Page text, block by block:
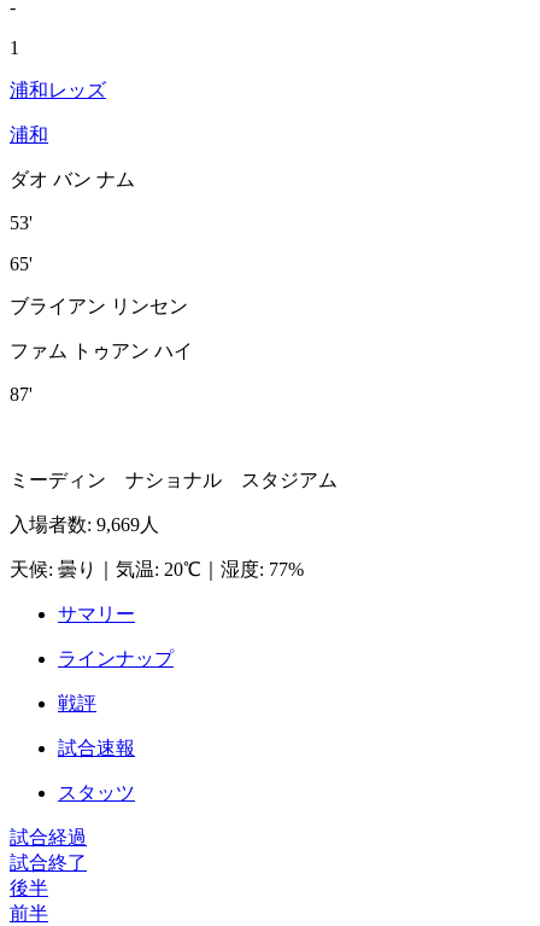
-
1
浦和レッズ
浦和
ダオ バン ナム
53'
65'
ブライアン リンセン
ファム トゥアン ハイ
87'
ミーディン ナショナル スタジアム
入場者数: 9,669人
天候: 曇り 気温: 20℃ 湿度: 77%
サマリー
ラインナップ
戦評
試合速報
スタッツ
試合経過
試合終了
後半
前半